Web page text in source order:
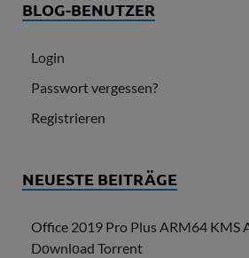
BLOG-BENUTZER
Login
Passwort vergessen?
Registrieren
NEUESTE BEITRÄGE
Office 2019 Pro Plus ARM64 KMS
Dоwnlоad Torrent